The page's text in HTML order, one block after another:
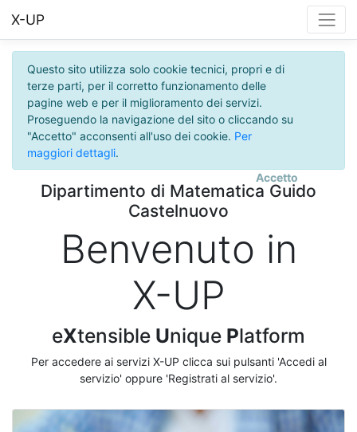
X-UP
Questo sito utilizza solo cookie tecnici, propri e di
terze parti, per il corretto funzionamento delle
pagine web e per il miglioramento dei servizi.
Proseguendo la navigazione del sito o cliccando su
"Accetto" acconsenti all'uso dei cookie. Per
maggiori dettagli.
Accetto
Dipartimento di Matematica Guido
Castelnuovo
Benvenuto in
X-UP
eXtensible Unique Platform
Per accedere ai servizi X-UP clicca sui pulsanti 'Accedi al
servizio' oppure 'Registrati al servizio'.